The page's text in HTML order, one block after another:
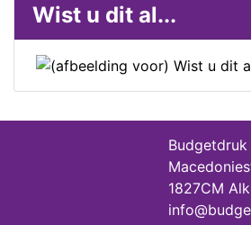
Wist u dit al...
Budgetdruk
1827CM